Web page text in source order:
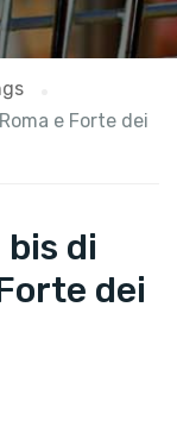
e Forte dei
di
dei